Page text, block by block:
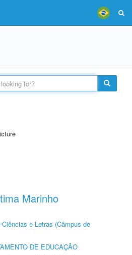
Marinho
Ciências e Letras (Câmpus de
DE EDUCAÇÃO